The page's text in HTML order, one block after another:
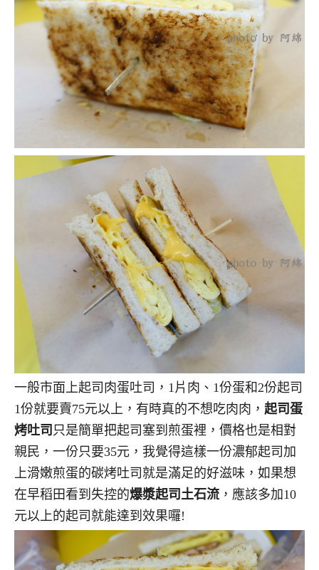
一般市面上起司肉蛋吐司，1片肉、1份蛋和2份起司
1份就要賣75元以上，有時真的不想吃肉肉， 起司蛋
烤吐司 只是簡單把起司塞到煎蛋裡，價格也是相對
親民，一份只要35元，我覺得這樣一份濃郁起司加
上滑嫩煎蛋的碳烤吐司就是滿足的好滋味，如果想
在早稻田看到失控的爆漿起司土石流 ，應該多加10
元以上的起司就能達到效果囉!